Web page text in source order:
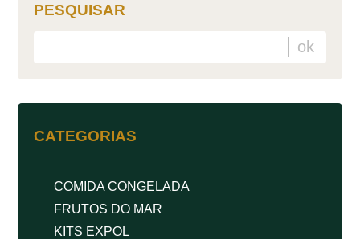
PESQUISAR
CATEGORIAS
COMIDA CONGELADA
FRUTOS DO MAR
KITS EXPOL